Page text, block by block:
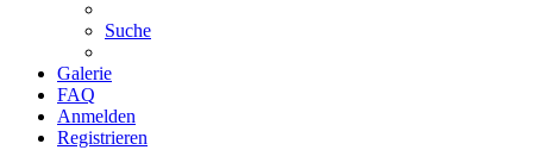
Suche
Galerie
FAQ
Anmelden
Registrieren